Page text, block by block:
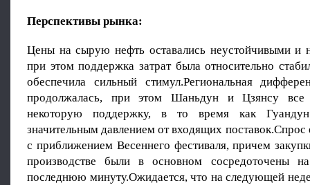
Перспективы рынка:
Цены на сырую нефть оставались неустойчивыми и
при этом поддержка затрат была относительно
обеспечила сильный стимул.Региональная
продолжалась, при этом Шаньдун и Цзянсу все
некоторую поддержку, в то время как Гуандун
значительным давлением от входящих
с приближением Весеннего фестиваля, причем
производстве были в основном сосредоточены
последнюю минуту.Ожидается, что на следующей